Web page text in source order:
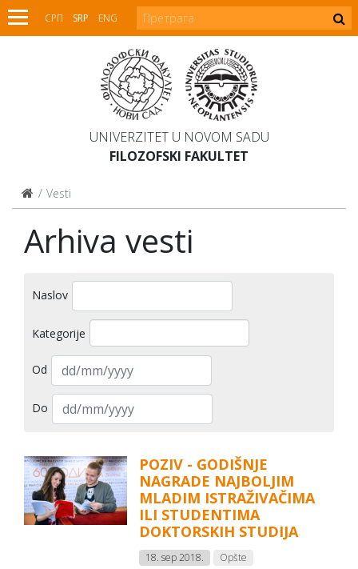
СРП SRP ENG
UNIVERZITET U NOVOM SADU
FILOZOFSKI FAKULTET
Vesti
Arhiva vesti
Naslov
Kategorije
Od
Do
POZIV - GODIŠNJE
NAGRADE NAJBOLJIM
MLADIM ISTRAŽIVAČIMA
ILI STUDENTIMA
DOKTORSKIH STUDIJA
18. sep 2018. Opšte